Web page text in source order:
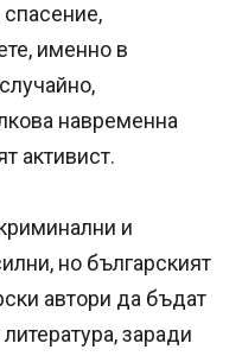
именно в
навременна
активист.
и
но българският
автори да бъдат
заради